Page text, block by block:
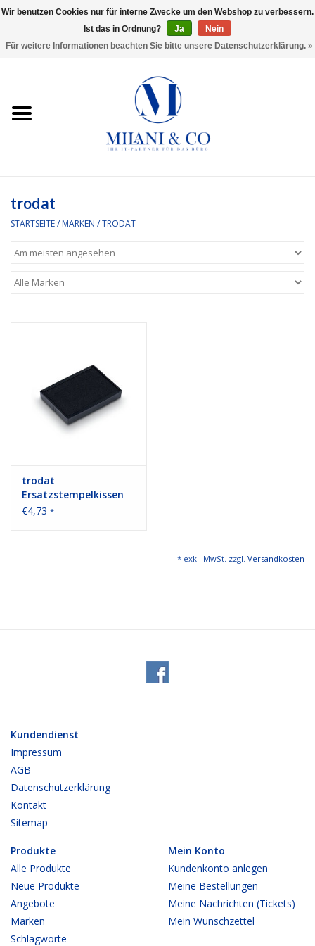
Bürobedarf
Ordnen und Registrieren
Rund um den Schreibtisch
Druckerzubehör
Büroeinrichtung
trodat
STARTSEITE/ MARKEN /TRODAT
trodat
Ersatzstempelkissen
für Trodat 4929,
€4,73 *
* exkl. MwSt. zzgl. Versandkosten
Kundendienst
Impressum
AGB
Datenschutzerklärung
Kontakt
Sitemap
Produkte
Alle Produkte
Neue Produkte
Angebote
Marken
Schlagworte
Mein Konto
Kundenkonto anlegen
Meine Bestellungen
Meine Nachrichten (Tickets)
Mein Wunschzettel
Wir benutzen Cookies nur für interne Zwecke um den Webshop zu verbessern.
Ist das in Ordnung?
Ja
Nein
Für weitere Informationen beachten Sie bitte unsere Datenschutzerklärung. »